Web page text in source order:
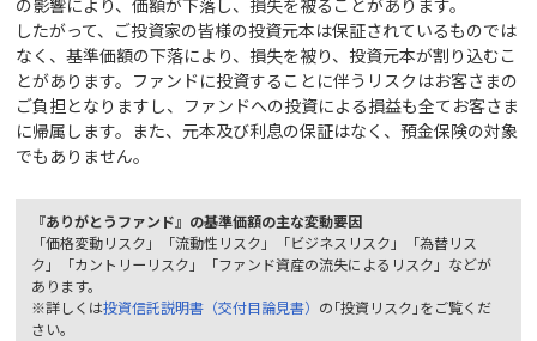
の影響により、価額が下落し、損失を被ることがあります。
したがって、ご投資家の皆様の投資元本は保証されているものでは
なく、基準価額の下落により、損失を被り、投資元本が割り込むこ
とがあります。ファンドに投資することに伴うリスクはお客さまの
ご負担となりますし、ファンドへの投資による損益も全てお客さま
に帰属します。また、元本及び利息の保証はなく、預金保険の対象
でもありません。
『ありがとうファンド』の基準価額の主な変動要因
「価格変動リスク」「流動性リスク」「ビジネスリスク」「為替リス
ク」「カントリーリスク」「ファンド資産の流失によるリスク」などが
あります。
※詳しくは投資信託説明書（交付目論見書） の｢投資リスク｣をご覧くだ
さい。